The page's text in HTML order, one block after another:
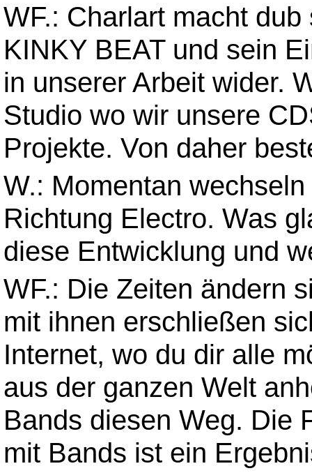
WF.: Charlart macht
KINKY BEAT und sein
in unserer Arbeit wider.
Studio wo wir unsere
Projekte. Von daher
W.: Momentan
Richtung Electro. Was
diese Entwicklung und
WF.: Die Zeiten ändern
mit ihnen erschließen
Internet, wo du dir alle
aus der ganzen Welt
Bands diesen Weg. Die
mit Bands ist ein